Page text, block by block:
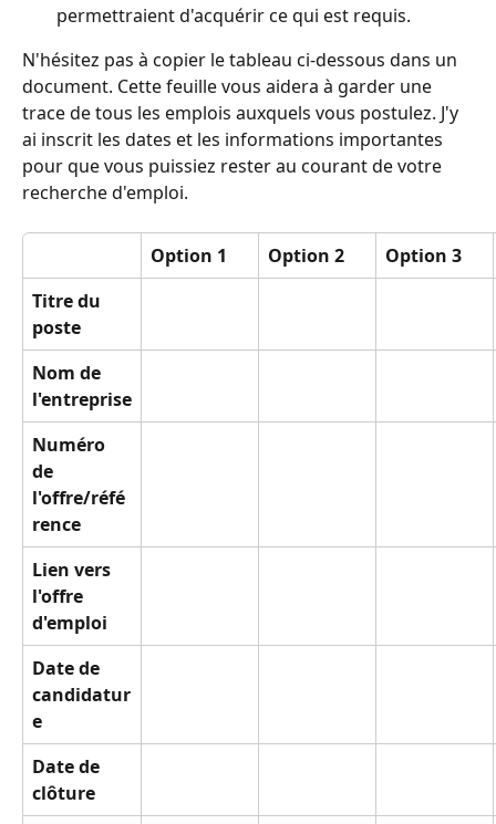
permettraient d'acquérir ce qui est requis.
N'hésitez pas à copier le tableau ci-dessous dans un
document. Cette feuille vous aidera à garder une
trace de tous les emplois auxquels vous postulez. J'y
ai inscrit les dates et les informations importantes
pour que vous puissiez rester au courant de votre
recherche d'emploi.
Option 1 Option 2
Option 3
Titre du
poste
Nom de
l'entreprise
Numéro
de
l'offre/réfé
rence
Lien vers
l'offre
d'emploi
Date de
candidatur
e
Date de
clôture